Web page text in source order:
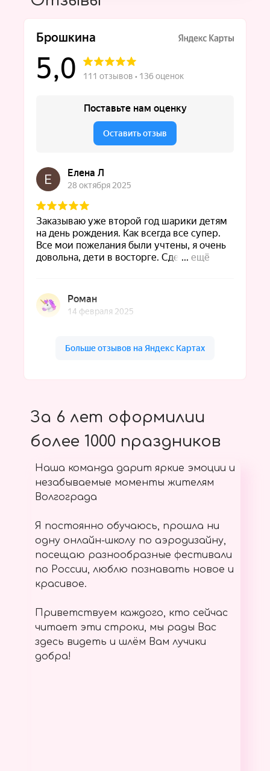
За 6 лет оформилии
более 1000 праздников
Наша команда дарит яркие эмоции и
незабываемые моменты жителям
Волгограда
Я постоянно обучаюсь, прошла ни
одну онлайн-школу по аэродизайну,
посещаю разнообразные фестивали
по России, люблю познавать новое и
красивое.
Приветствуем каждого, кто сейчас
читает эти строки, мы рады Вас
здесь видеть и шлём Вам лучики
добра!